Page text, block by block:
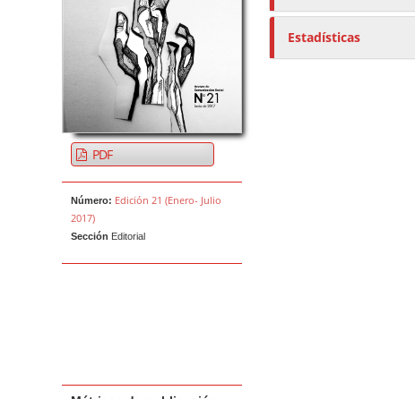
PDF
Número: Edición 21 (Enero- Julio
2017)
Sección Editorial
e
/
Estadísticas